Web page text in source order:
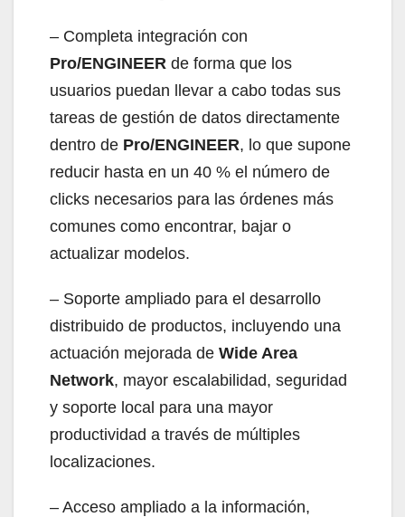
– Completa integración con
Pro/ENGINEER de forma que los
usuarios puedan llevar a cabo todas sus
tareas de gestión de datos directamente
dentro de Pro/ENGINEER, lo que supone
reducir hasta en un 40 % el número de
clicks necesarios para las órdenes más
comunes como encontrar, bajar o
actualizar modelos.
– Soporte ampliado para el desarrollo
distribuido de productos, incluyendo una
actuación mejorada de Wide Area
Network, mayor escalabilidad, seguridad
y soporte local para una mayor
productividad a través de múltiples
localizaciones.
– Acceso ampliado a la información,